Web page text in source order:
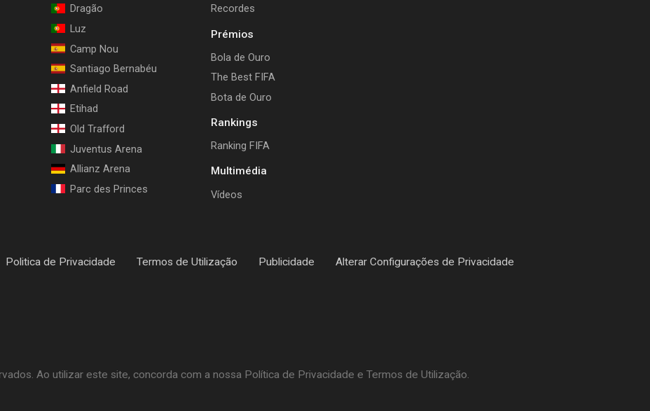
Dragão
Luz
Camp Nou
Santiago Bernabéu
Anfield Road
Etihad
Old Trafford
Juventus Arena
Allianz Arena
Parc des Princes
Recordes
Prémios
Bola de Ouro
The Best FIFA
Bota de Ouro
Rankings
Ranking FIFA
Multimédia
Vídeos
Politica de Privacidade Termos de Utilização Publicidade Alterar Configurações de Privacidade
Ao utilizar este site, concorda com a nossa Política de Privacidade e Termos de Utilização.